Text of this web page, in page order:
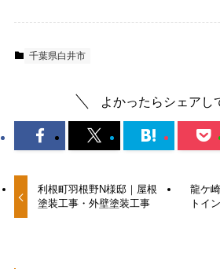
千葉県白井市
よかったらシェアし
利根町羽根野N様邸｜屋根
塗装工事・外壁塗装工事
龍ケ
トイ